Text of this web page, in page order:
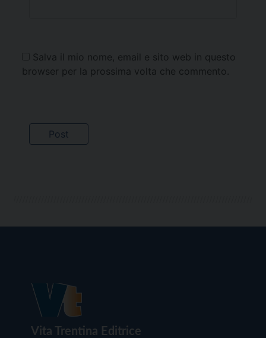
Salva il mio nome, email e sito web in questo
browser per la prossima volta che commento.
Vita Trentina Editrice